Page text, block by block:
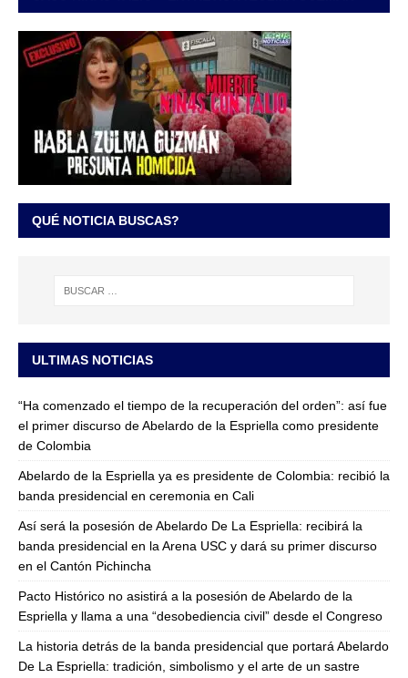
QUÉ NOTICIA BUSCAS?
ULTIMAS NOTICIAS
“Ha comenzado el tiempo de la recuperación del orden”: así fue
el primer discurso de Abelardo de la Espriella como presidente
de Colombia
Abelardo de la Espriella ya es presidente de Colombia: recibió la
banda presidencial en ceremonia en Cali
Así será la posesión de Abelardo De La Espriella: recibirá la
banda presidencial en la Arena USC y dará su primer discurso
en el Cantón Pichincha
Pacto Histórico no asistirá a la posesión de Abelardo de la
Espriella y llama a una “desobediencia civil” desde el Congreso
La historia detrás de la banda presidencial que portará Abelardo
De La Espriella: tradición, simbolismo y el arte de un sastre